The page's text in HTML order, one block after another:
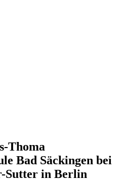
Thoma
Bad Säckingen bei
Sutter in Berlin